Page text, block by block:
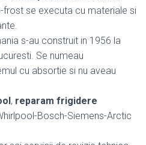
se executa cu materiale si
s-au construit in 1956 la
Se numeau
cu absortie si nu aveau
, reparam frigidere
Bosch-Siemens-Arctic